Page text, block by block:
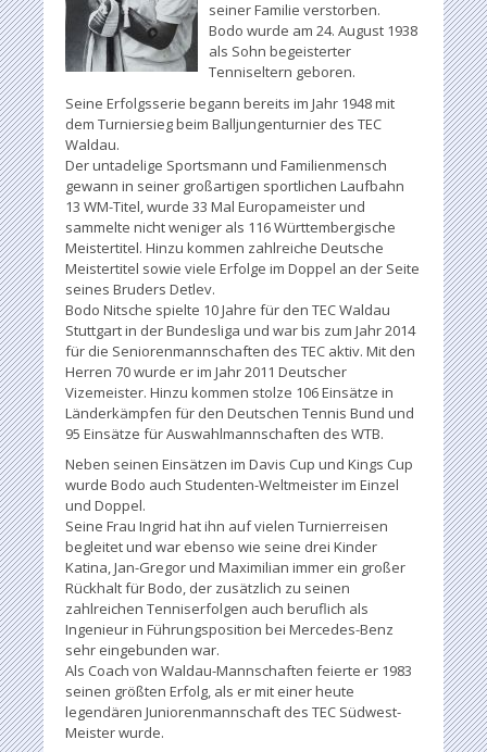
seiner Familie verstorben.
Bodo wurde am 24. August 1938
als Sohn begeisterter
Tenniseltern geboren.
Seine Erfolgsserie begann bereits im Jahr 1948 mit
dem Turniersieg beim Balljungenturnier des TEC
Waldau.
Der untadelige Sportsmann und Familienmensch
gewann in seiner großartigen sportlichen Laufbahn
13 WM-Titel, wurde 33 Mal Europameister und
sammelte nicht weniger als 116 Württembergische
Meistertitel. Hinzu kommen zahlreiche Deutsche
Meistertitel sowie viele Erfolge im Doppel an der Seite
seines Bruders Detlev.
Bodo Nitsche spielte 10 Jahre für den TEC Waldau
Stuttgart in der Bundesliga und war bis zum Jahr 2014
für die Seniorenmannschaften des TEC aktiv. Mit den
Herren 70 wurde er im Jahr 2011 Deutscher
Vizemeister. Hinzu kommen stolze 106 Einsätze in
Länderkämpfen für den Deutschen Tennis Bund und
95 Einsätze für Auswahlmannschaften des WTB.
Neben seinen Einsätzen im Davis Cup und Kings Cup
wurde Bodo auch Studenten-Weltmeister im Einzel
und Doppel.
Seine Frau Ingrid hat ihn auf vielen Turnierreisen
begleitet und war ebenso wie seine drei Kinder
Katina, Jan-Gregor und Maximilian immer ein großer
Rückhalt für Bodo, der zusätzlich zu seinen
zahlreichen Tenniserfolgen auch beruflich als
Ingenieur in Führungsposition bei Mercedes-Benz
sehr eingebunden war.
Als Coach von Waldau-Mannschaften feierte er 1983
seinen größten Erfolg, als er mit einer heute
legendären Juniorenmannschaft des TEC Südwest-
Meister wurde.